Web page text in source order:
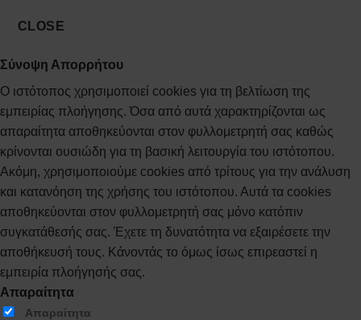
CLOSE
Σύνοψη Απορρήτου
Ο ιστότοπος χρησιμοποιεί cookies για τη βελτίωση της
εμπειρίας πλοήγησης. Όσα από αυτά χαρακτηρίζονται ως
απαραίτητα αποθηκεύονται στον φυλλομετρητή σας καθώς
κρίνονται ουσιώδη για τη βασική λειτουργία του ιστότοπου.
Ακόμη, χρησιμοποιούμε cookies από τρίτους για την ανάλυση
και κατανόηση της χρήσης του ιστότοπου. Αυτά τα cookies
αποθηκεύονται στον φυλλομετρητή σας μόνο κατόπιν
συγκατάθεσής σας. Έχετε τη δυνατότητα να εξαιρέσετε την
αποθήκευσή τους. Κάνοντάς το όμως ίσως επιρεαστεί η
εμπειρία πλοήγησής σας.
Απαραίτητα
Απαραίτητα